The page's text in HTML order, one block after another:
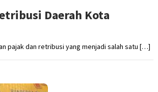
Daerah Kota
pajak dan retribusi yang menjadi salah satu […]